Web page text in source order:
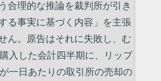
合理的な推論を裁判所が引き
る事実に基づく内容」を主張
ん。原告はそれに失敗し、む
入した会計四半期に、リップ
一日あたりの取引所の売却の